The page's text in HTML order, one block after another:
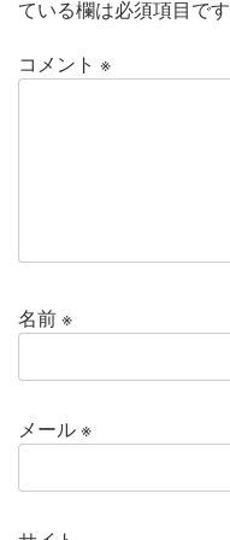
ている欄は必須項目です
コメント ※
名前※
メール※